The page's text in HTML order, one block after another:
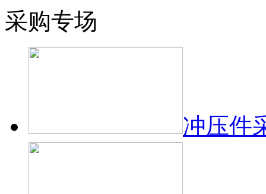
采购专场
冲压件